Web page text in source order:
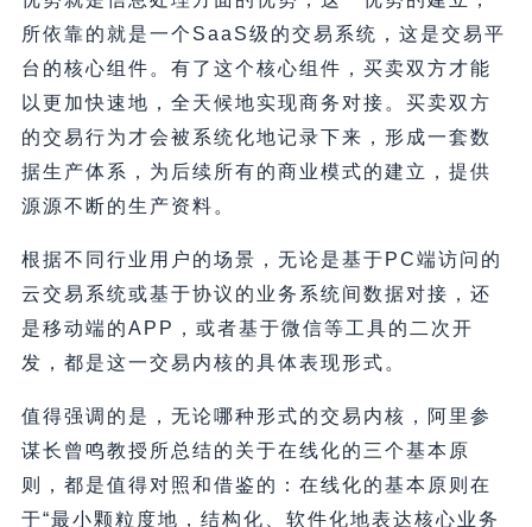
所依靠的就是一个SaaS级的交易系统，这是交易平
台的核心组件。有了这个核心组件，买卖双方才能
以更加快速地，全天候地实现商务对接。买卖双方
的交易行为才会被系统化地记录下来，形成一套数
据生产体系，为后续所有的商业模式的建立，提供
源源不断的生产资料。
根据不同行业用户的场景，无论是基于PC端访问的
云交易系统或基于协议的业务系统间数据对接，还
是移动端的APP，或者基于微信等工具的二次开
发，都是这一交易内核的具体表现形式。
值得强调的是，无论哪种形式的交易内核，阿里参
谋长曾鸣教授所总结的关于在线化的三个基本原
则，都是值得对照和借鉴的：在线化的基本原则在
于“最小颗粒度地，结构化、软件化地表达核心业务